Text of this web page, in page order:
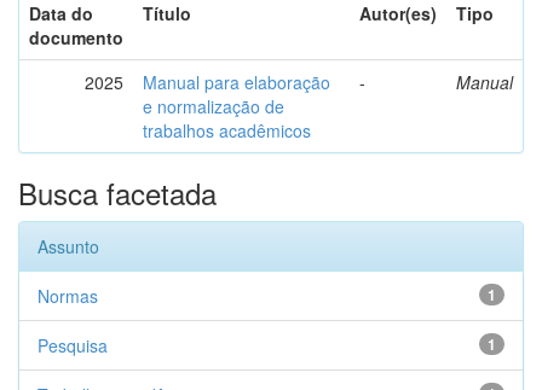
Data do
documento
Título Autor(es) Tipo
2025
Manual para elaboração
e normalização de
trabalhos acadêmicos
- Manual
Busca facetada
Assunto
1
Normas
1
Pesquisa